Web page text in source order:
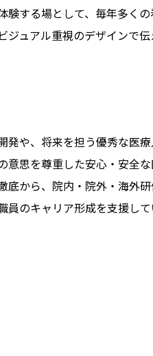
験する場として、毎年多く
ジュアル重視のデザインで伝
発や、将来を担う優秀な医
意思を尊重した安心・安全
底から、院内・院外・海外
員のキャリア形成を支援して